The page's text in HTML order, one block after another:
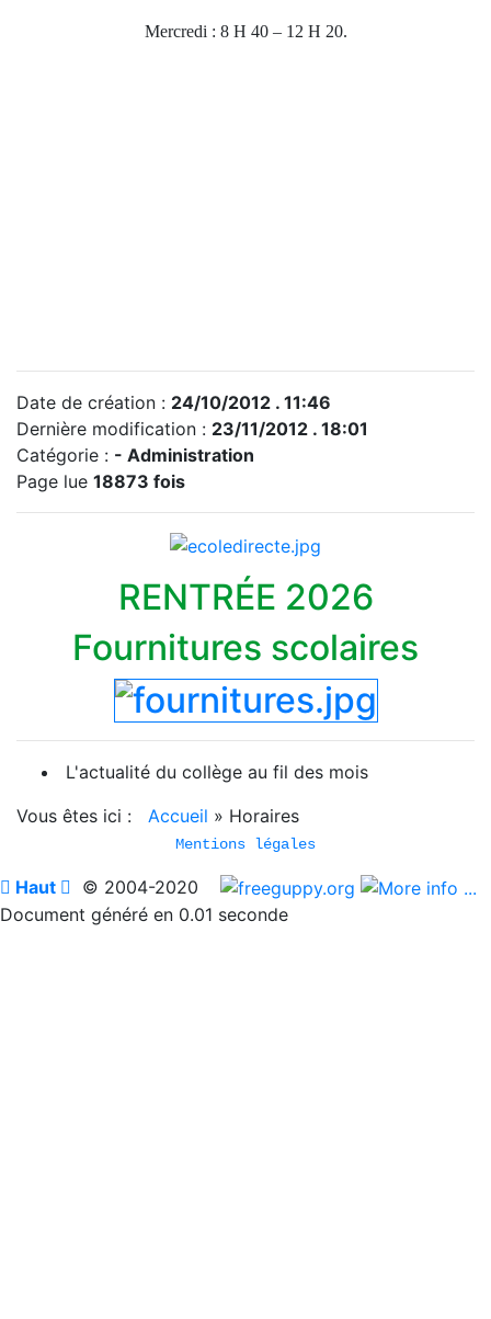
Mercredi : 8 H 40 – 12 H 20.
Date de création : 24/10/2012 . 11:46
Dernière modification : 23/11/2012 . 18:01
Catégorie : - Administration
Page lue 18873 fois
RENTRÉE 2026
Fournitures scolaires
L'actualité du collège au fil des mois
Vous êtes ici :
Accueil » Horaires
Mentions légales
 Haut  © 2004-2020
Document généré en 0.01 seconde